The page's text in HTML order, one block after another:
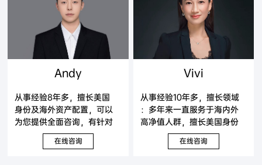
Andy
从事经验8年多，擅长美国
身份及海外资产配置，可以
为您提供全面咨询，有针对
性地提出解决方案。
在线咨询
Vivi
从事经验10年多，擅长领域
：多年来一直服务于海内外
高净值人群，擅长美国身份
及海外资产配置，可以为您
提供全面咨询，有针对性地
在线咨询